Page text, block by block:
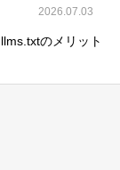
2026.07.03
のメリット